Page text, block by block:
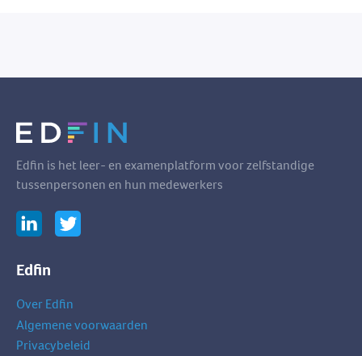
Edfin is het leer- en examenplatform voor zelfstandige
tussenpersonen en hun medewerkers
Edfin
Over Edfin
Algemene voorwaarden
Privacybeleid